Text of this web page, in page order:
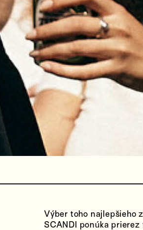
Výber toho najlepšieho
SCANDI ponúka